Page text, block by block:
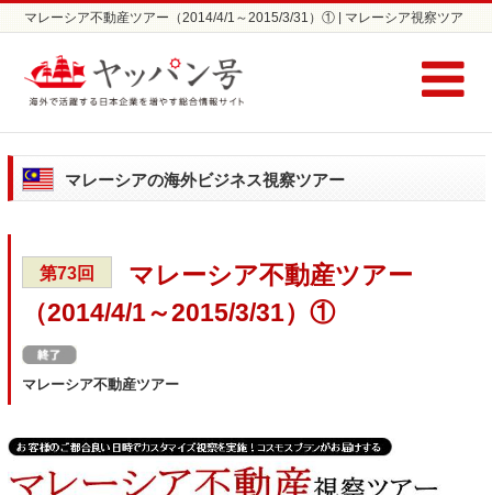
マレーシア不動産ツアー（2014/4/1～2015/3/31）① | マレーシア視察ツア
マレーシアの海外ビジネス視察ツアー
第73回
マレーシア不動産ツアー
（2014/4/1～2015/3/31）①
マレーシア不動産ツアー